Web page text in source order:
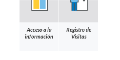
Acceso a la
información
Registro de
Visitas